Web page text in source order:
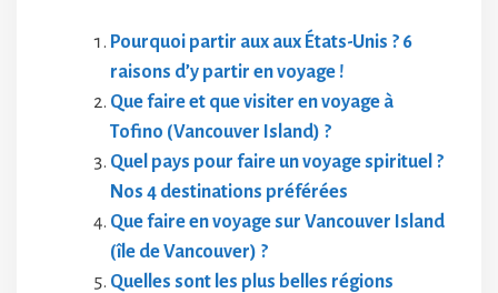
Pourquoi partir aux aux États-Unis ? 6
raisons d’y partir en voyage !
Que faire et que visiter en voyage à
Tofino (Vancouver Island) ?
Quel pays pour faire un voyage spirituel ?
Nos 4 destinations préférées
Que faire en voyage sur Vancouver Island
(île de Vancouver) ?
Quelles sont les plus belles régions